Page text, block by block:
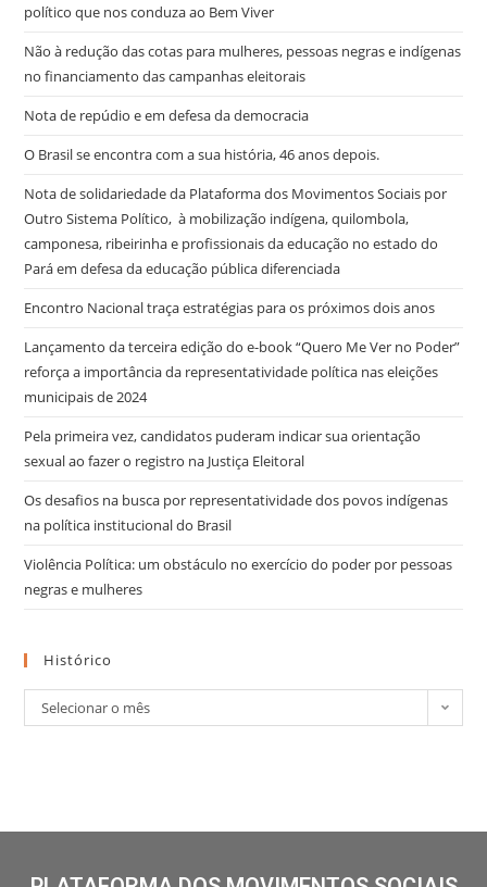
político que nos conduza ao Bem Viver
Não à redução das cotas para mulheres, pessoas negras e indígenas
no financiamento das campanhas eleitorais
Nota de repúdio e em defesa da democracia
O Brasil se encontra com a sua história, 46 anos depois.
Nota de solidariedade da Plataforma dos Movimentos Sociais por
Outro Sistema Político, à mobilização indígena, quilombola,
camponesa, ribeirinha e profissionais da educação no estado do
Pará em defesa da educação pública diferenciada
Encontro Nacional traça estratégias para os próximos dois anos
Lançamento da terceira edição do e-book “Quero Me Ver no Poder”
reforça a importância da representatividade política nas eleições
municipais de 2024
Pela primeira vez, candidatos puderam indicar sua orientação
sexual ao fazer o registro na Justiça Eleitoral
Os desafios na busca por representatividade dos povos indígenas
na política institucional do Brasil
Violência Política: um obstáculo no exercício do poder por pessoas
negras e mulheres
Histórico
Selecionar o mês